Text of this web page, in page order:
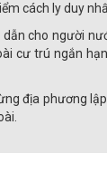
cách ly duy
cho người
cư trú ngắn
địa phương